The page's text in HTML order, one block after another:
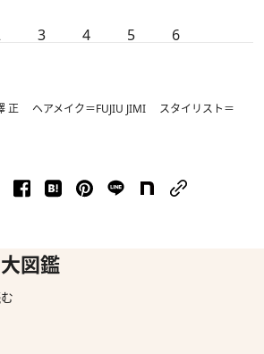
3 4 5 6
正 ヘアメイク＝FUJIU JIMI スタイリスト＝
図鑑